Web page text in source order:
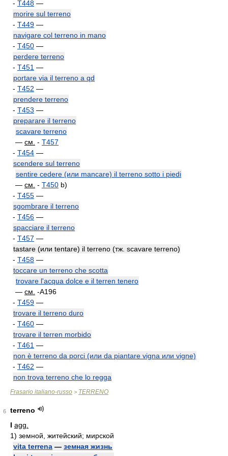
- T448 —
morire sul terreno
- T449 —
navigare col terreno in mano
- T450 —
perdere terreno
- T451 —
portare via il terreno a qd
- T452 —
prendere terreno
- T453 —
preparare il terreno
scavare terreno
— см. - T457
- T454 —
scendere sul terreno
sentire cedere (или mancare) il terreno sotto i piedi
— см. - T450 b)
- T455 —
sgombrare il terreno
- T456 —
spacciare il terreno
- T457 —
tastare (или tentare) il terreno (тж. scavare terreno)
- T458 —
toccare un terreno che scotta
trovare l'acqua dolce e il terren tenero
— см. -A196
- T459 —
trovare il terreno duro
- T460 —
trovare il terren morbido
- T461 —
non è terreno da porci (или da piantare vigna или vigne)
- T462 —
non trova terreno che lo regga
Frasario italiano-russo > TERRENO
6
terreno
I agg.
1) земной, житейский; мирской
vita terrena — земная жизнь